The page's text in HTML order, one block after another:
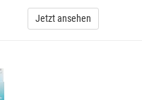
Jetzt ansehen